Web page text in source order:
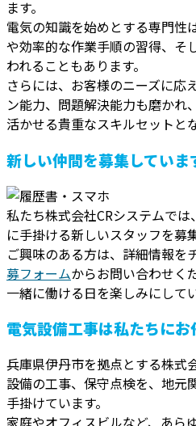
ます。
電気の知識を始めとする専門性
や効率的な作業手順の習得、そ
われることもあります。
さらには、お客様のニーズに応
ン能力、問題解決能力も磨かれ
活かせる貴重なスキルセットと
新しい仲間を募集していま
私たち株式会社CRシステムで
に手掛ける新しいスタッフを募
ご興味のある方は、詳細情報を
募フォームからお問い合わせく
一緒に働ける日を楽しみにして
電気設備工事は私たちにお
兵庫県伊丹市を拠点とする株式
設備の工事、保守点検を、地元
手掛けています。
家庭やオフィスビルなど、あら